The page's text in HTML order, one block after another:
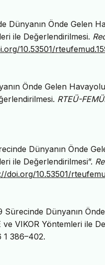
Dünyanın Önde Gelen
ile Değerlendirilmesi.
10.53501/
Önde Gelen
RTEÜ-
Dünyanın Önde
ile Değerlendirilmesi”.
doi.org/10.53501/
Sürecinde Dünyanın
ve VIKOR Yöntemleri ile
386–402.